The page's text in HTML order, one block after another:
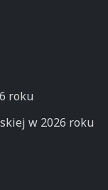
roku
w 2026 roku